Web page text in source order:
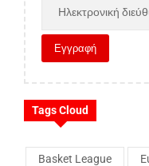
Tags Cloud
Basket League